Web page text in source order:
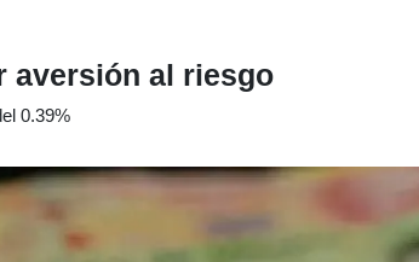
aversión al riesgo
0.39%